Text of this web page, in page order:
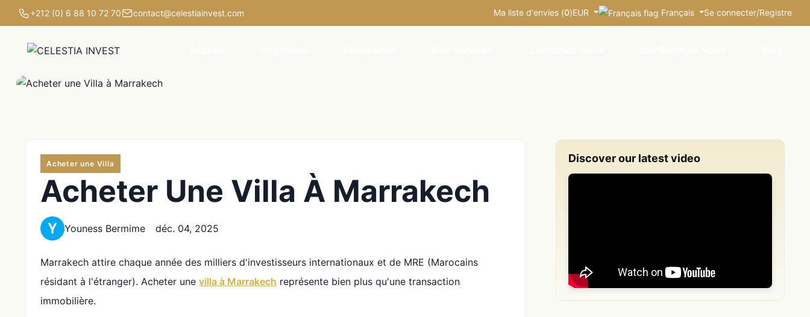
+212 (0) 6 88 10 72 70 contact@celestiainvest.com Ma liste d'envies (0)EUR Français Se connecter/Registre
Acheter une Villa
Acheter Une Villa À Marrakech
Youness Bermime déc. 04, 2025
Marrakech attire chaque année des milliers d'investisseurs internationaux et de MRE (Marocains
résidant à l'étranger). Acheter une villa à Marrakech représente bien plus qu'une transaction
immobilière.
Discover our latest video